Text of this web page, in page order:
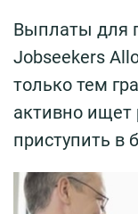
Выплаты для
Jobseekers
только тем
активно ищет
приступить в